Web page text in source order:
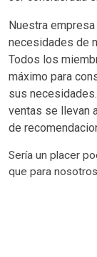
Nuestra
necesidades de
Todos los
máximo para
sus
ventas se llevan
de
Sería un placer
que para